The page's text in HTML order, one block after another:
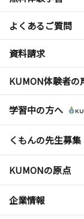
よくあるご質問
資料請求
KUMON体験者の
学習中の方へ
くもんの先生募集
KUMONの原点
企業情報